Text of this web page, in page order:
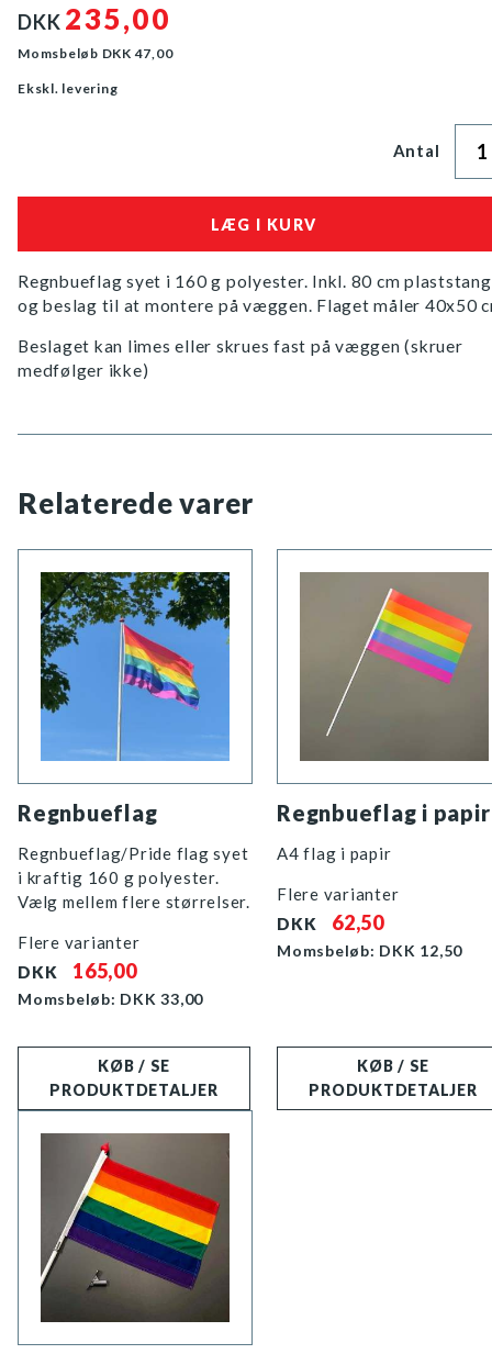
Regnbueflag syet i 160 g polyester. Inkl. 80 cm plaststang
og beslag til at montere på væggen. Flaget måler 40x50
Beslaget kan limes eller skrues fast på væggen (skruer
medfølger ikke)
DKK 235,00
Momsbeløb DKK47,00
Ekskl. levering
Antal
Relaterede varer
Regnbueflag
Regnbueflag/Pride flag syet
i kraftig 160 g polyester.
Vælg mellem flere størrelser.
Flere varianter
DKK
165,00
Momsbeløb: DKK33,00
KØB / SE
PRODUKTDETALJER
Regnbueflag i papir
A4 flag i papir
Flere varianter
DKK
62,50
Momsbeløb: DKK 12,50
KØB / SE
PRODUKTDETALJER